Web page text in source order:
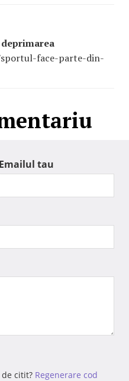
face-parte-din-
Emailul tau
de citit? Regenerare cod